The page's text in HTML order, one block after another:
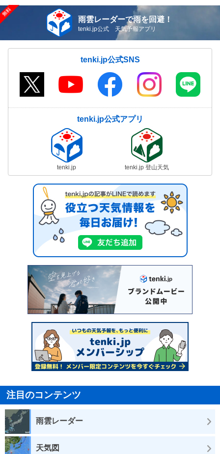
雨雲レーダーで雨を回避！
tenki.jp公式 天気予報アプリ
tenki.jp公式SNS
tenki.jp公式アプリ
tenki.jp tenki.jp 登山天気
注目のコンテンツ
雨雲レーダー
天気図